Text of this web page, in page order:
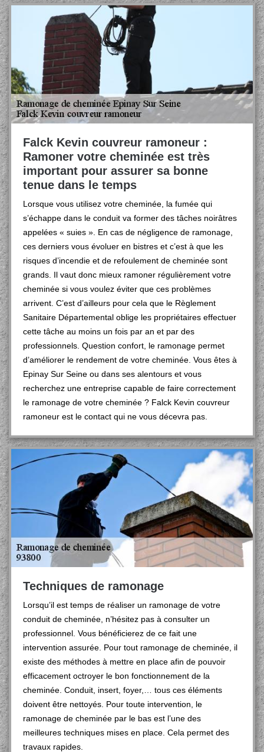
Falck Kevin couvreur ramoneur :
Ramoner votre cheminée est très
important pour assurer sa bonne
tenue dans le temps
Lorsque vous utilisez votre cheminée, la fumée qui
s’échappe dans le conduit va former des tâches noirâtres
appelées « suies ». En cas de négligence de ramonage,
ces derniers vous évoluer en bistres et c’est à que les
risques d’incendie et de refoulement de cheminée sont
grands. Il vaut donc mieux ramoner régulièrement votre
cheminée si vous voulez éviter que ces problèmes
arrivent. C’est d’ailleurs pour cela que le Règlement
Sanitaire Départemental oblige les propriétaires effectuer
cette tâche au moins un fois par an et par des
professionnels. Question confort, le ramonage permet
d’améliorer le rendement de votre cheminée. Vous êtes à
Epinay Sur Seine ou dans ses alentours et vous
recherchez une entreprise capable de faire correctement
le ramonage de votre cheminée ? Falck Kevin couvreur
ramoneur est le contact qui ne vous décevra pas.
Techniques de ramonage
Lorsqu’il est temps de réaliser un ramonage de votre
conduit de cheminée, n’hésitez pas à consulter un
professionnel. Vous bénéficierez de ce fait une
intervention assurée. Pour tout ramonage de cheminée, il
existe des méthodes à mettre en place afin de pouvoir
efficacement octroyer le bon fonctionnement de la
cheminée. Conduit, insert, foyer,… tous ces éléments
doivent être nettoyés. Pour toute intervention, le
ramonage de cheminée par le bas est l’une des
meilleures techniques mises en place. Cela permet des
travaux rapides.